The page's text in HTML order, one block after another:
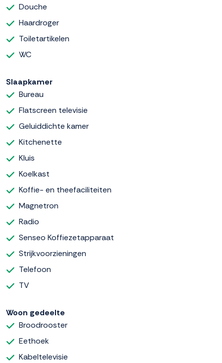
Douche
Haardroger
Toiletartikelen
WC
Slaapkamer
Bureau
Flatscreen televisie
Geluiddichte kamer
Kitchenette
Kluis
Koelkast
Koffie- en theefaciliteiten
Magnetron
Radio
Senseo Koffiezetapparaat
Strijkvoorzieningen
Telefoon
TV
Woon gedeelte
Broodrooster
Eethoek
Kabeltelevisie